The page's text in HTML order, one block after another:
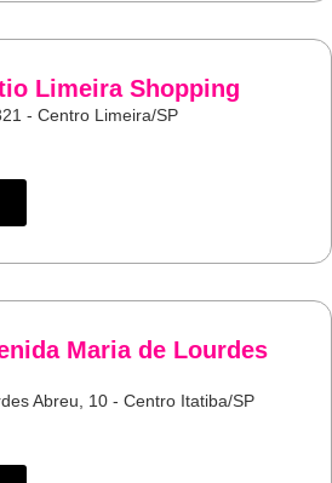
Limeira Shopping
- Centro Limeira/SP
Maria de Lourdes
Abreu, 10 - Centro Itatiba/SP